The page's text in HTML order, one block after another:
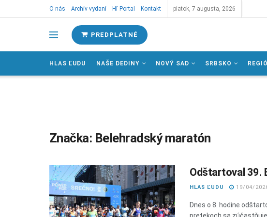
O nás Archív vydaní Hľ Portal Kontakt piatok, 7 augusta, 2026
PREDPLATNÉ
HLAS ĽUDU NAŠE DEDINY NOVÝ SAD SRBSKO
Značka: Belehradský maratón
Odštartoval 39.
HLAS ĽUDU 19/04/
Dnes o 8. hodine